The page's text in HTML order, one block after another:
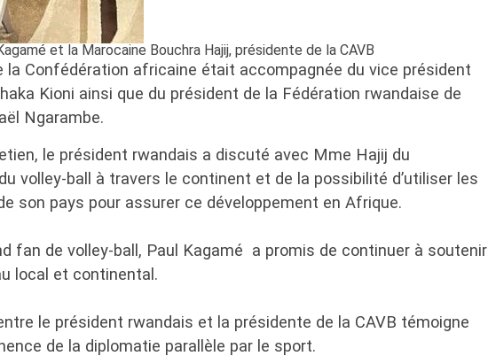
et la Marocaine Bouchra Hajij, présidente de la CAVB
la Confédération africaine était accompagnée du vice président
Kioni ainsi que du président de la Fédération rwandaise de
Ngarambe.
le président rwandais a discuté avec Mme Hajij du
volley-ball à travers le continent et de la possibilité d’utiliser les
son pays pour assurer ce développement en Afrique.
fan de volley-ball, Paul Kagamé a promis de continuer à soutenir
local et continental.
le président rwandais et la présidente de la CAVB témoigne
de la diplomatie parallèle par le sport.